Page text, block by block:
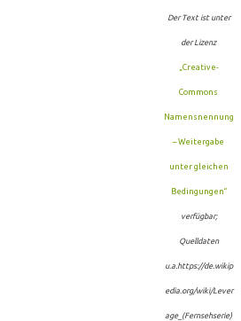
Der Text ist unter
der Lizenz
„Creative-
Commons
Namensnennung
– Weitergabe
unter gleichen
Bedingungen“
verfügbar;
Quelldaten
u.a.https://de.wikip
edia.org/wiki/Lever
age_(Fernsehserie)